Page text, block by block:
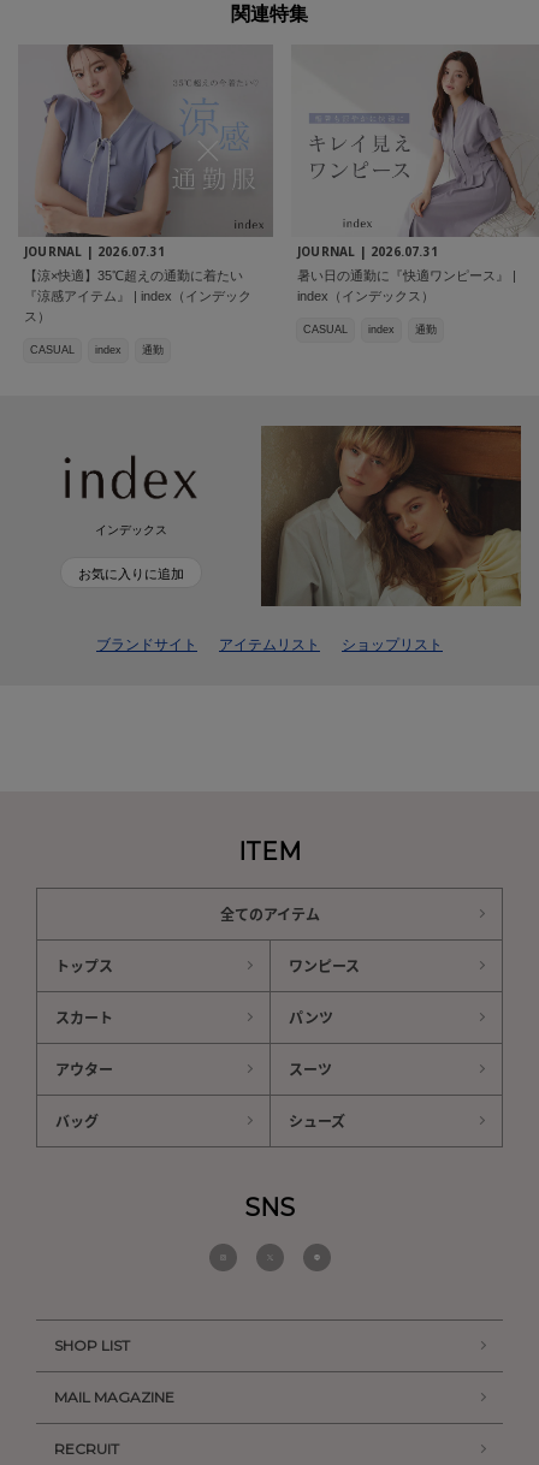
関連特集
JOURNAL | 2026.07.31
【涼×快適】35℃超えの通勤に着たい
『涼感アイテム』 | index（インデック
ス）
CASUAL index 通勤
JOURNAL | 2026.07.31
暑い日の通勤に『快適ワンピース』 |
index（インデックス）
CASUAL index 通勤
インデックス
お気に入りに追加
ブランドサイト アイテムリスト ショップリスト
ITEM
全てのアイテム
トップス ワンピース
スカート パンツ
アウター スーツ
バッグ シューズ
SNS
SHOP LIST
MAIL MAGAZINE
RECRUIT